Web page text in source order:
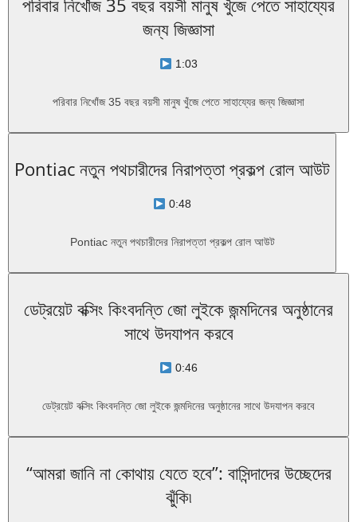
পরিবার নিখোঁজ 35 বছর বয়সী মানুষ খুঁজে পেতে সাহায্যের
জন্য জিজ্ঞাসা
1:03
পরিবার নিখোঁজ 35 বছর বয়সী মানুষ খুঁজে পেতে সাহায্যের জন্য জিজ্ঞাসা
Pontiac নতুন পথচারীদের নিরাপত্তা প্রকল্প রোল আউট
0:48
Pontiac নতুন পথচারীদের নিরাপত্তা প্রকল্প রোল আউট
ডেট্রয়েট বক্সিং কিংবদন্তি জো লুইকে জন্মদিনের অনুষ্ঠানের
সাথে উদযাপন করবে
0:46
ডেট্রয়েট বক্সিং কিংবদন্তি জো লুইকে জন্মদিনের অনুষ্ঠানের সাথে উদযাপন করবে
“আমরা জানি না কোথায় যেতে হবে”: বাসিন্দাদের উচ্ছেদের
ঝুঁকি৷